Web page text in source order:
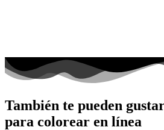
También te pueden
para colorear en línea